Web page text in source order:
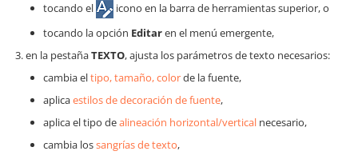
tocando el
icono en la barra de herramientas superior, o
tocando la opción Editaren el menú emergente,
en la pestañaTEXTO, ajusta los parámetros de texto necesarios:
cambia eltipo, tamaño, colorde la fuente,
aplicaestilos de decoración de fuente,
aplica el tipo dealineación horizontal/vertical necesario,
cambia lossangrías de texto,